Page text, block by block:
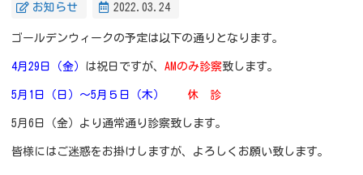
お知らせ 2022.03.24
ゴールデンウィークの予定は以下の通りとなります。
4月29日（金） は祝日ですが、 AMのみ診察致します。
5月1日（日）～5月５日（木） 休 診
5月6日（金）より通常通り診察致します。
皆様にはご迷惑をお掛けしますが、よろしくお願い致します。